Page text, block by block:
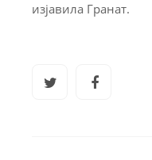
изјавила Гранат.